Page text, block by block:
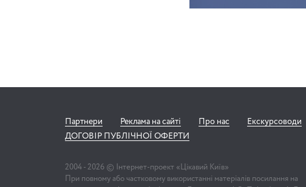
Партнери Реклама на сайті Про нас
Екскурсоводи
ДОГОВІР ПУБЛІЧНОЇ ОФЕРТИ
2004 - 2026 © Інтернет-проект «Цікавий Київ»
При повному або частковому використанні матеріалів посилання на